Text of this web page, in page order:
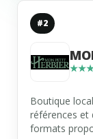
#2
Boutique
références et
formats